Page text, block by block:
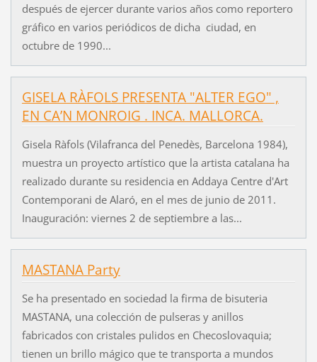
después de ejercer durante varios años como reportero
gráfico en varios periódicos de dicha ciudad, en
octubre de 1990...
GISELA RÀFOLS PRESENTA "ALTER EGO" ,
EN CA’N MONROIG . INCA. MALLORCA.
Gisela Ràfols (Vilafranca del Penedès, Barcelona 1984),
muestra un proyecto artístico que la artista catalana ha
realizado durante su residencia en Addaya Centre d'Art
Contemporani de Alaró, en el mes de junio de 2011.
Inauguración: viernes 2 de septiembre a las...
MASTANA Party
Se ha presentado en sociedad la firma de bisuteria
MASTANA, una colección de pulseras y anillos
fabricados con cristales pulidos en Checoslovaquia;
tienen un brillo mágico que te transporta a mundos